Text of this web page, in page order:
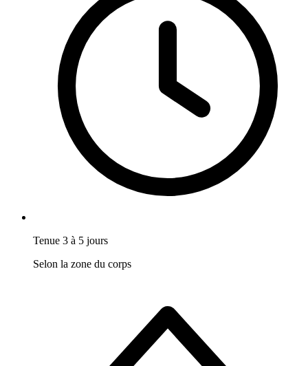
Tenue 3 à 5 jours
Selon la zone du corps